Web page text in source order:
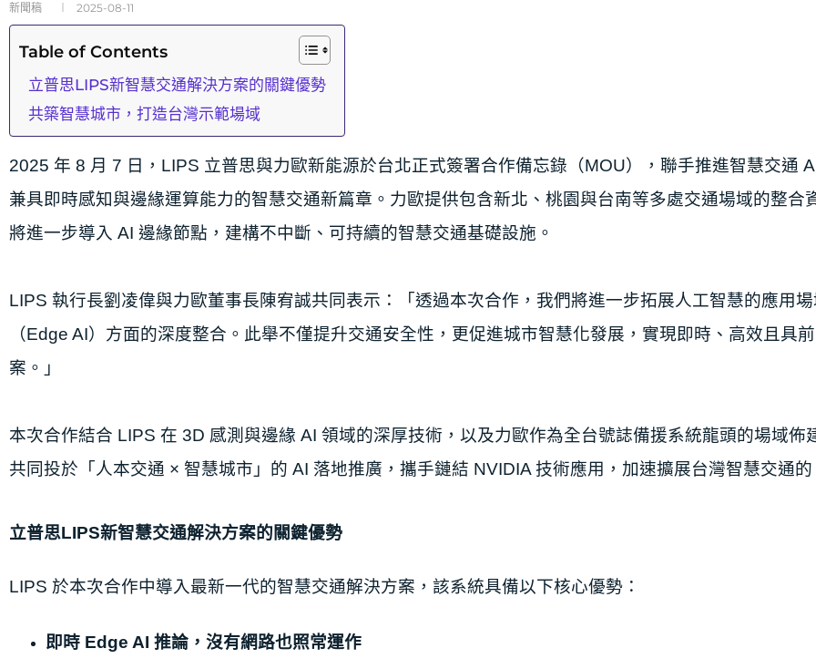
新聞稿 2025-08-11
Table of Contents
⽴普思LIPS新智慧交通解決方案的關鍵優勢
共築智慧城市，打造台灣⽰範場域
2025 年 8 ⽉ 7 ⽇，LIPS ⽴普思與⼒歐新能源於台北正式簽署合作備忘錄 （MOU），聯⼿推進智慧交通
兼具即時感知與邊緣運算能⼒的智慧交通新篇章。⼒歐提供包含新北、桃園與台南等多處交通場域的整合
將進⼀步導⼊ AI 邊緣節點，建構不中斷、可持續的智慧交通基礎設施。
LIPS 執⾏⻑劉凌偉與⼒歐董事⻑陳宥誠共同表⽰：「透過本次合作，我們將進⼀步拓展⼈⼯智慧的應⽤
（Edge AI）⽅⾯的深度整合。此舉不僅提升交通安全性，更促進城市智慧化發展，實現即時、⾼效且具
案。」
本次合作結合 LIPS 在 3D 感測與邊緣 AI 領域的深厚技術，以及⼒歐作為全台號誌備援系統⿓頭的場域佈
共同投於「⼈本交通 × 智慧城市」的 AI 落地推廣，攜⼿鏈結 NVIDIA 技術應⽤，加速擴展台灣智慧交通
⽴普思LIPS新智慧交通解決方案的關鍵優勢
LIPS 於本次合作中導⼊最新⼀代的智慧交通解決⽅案，該系統具備以下核⼼優勢：
即時 Edge AI 推論，沒有網路也照常運作